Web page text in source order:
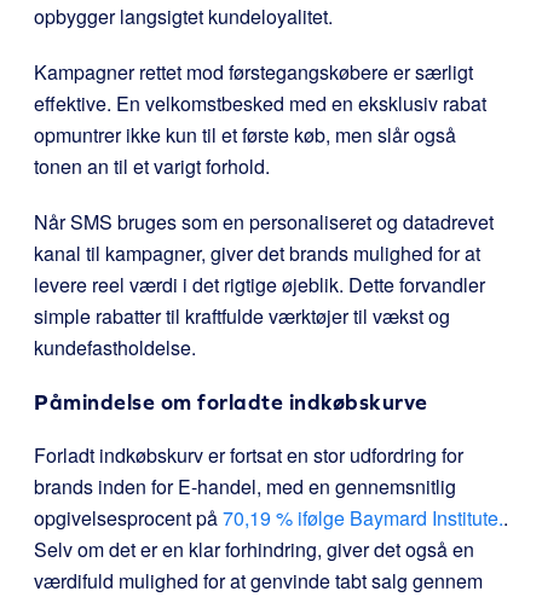
opbygger langsigtet kundeloyalitet.
Kampagner rettet mod førstegangskøbere er særligt
effektive. En velkomstbesked med en eksklusiv rabat
opmuntrer ikke kun til et første køb, men slår også
tonen an til et varigt forhold.
Når SMS bruges som en personaliseret og datadrevet
kanal til kampagner, giver det brands mulighed for at
levere reel værdi i det rigtige øjeblik. Dette forvandler
simple rabatter til kraftfulde værktøjer til vækst og
kundefastholdelse.
Påmindelse om forladte indkøbskurve
Forladt indkøbskurv er fortsat en stor udfordring for
brands inden for E-handel, med en gennemsnitlig
opgivelsesprocent på70,19 % ifølge Baymard Institute..
Selv om det er en klar forhindring, giver det også en
værdifuld mulighed for at genvinde tabt salg gennem